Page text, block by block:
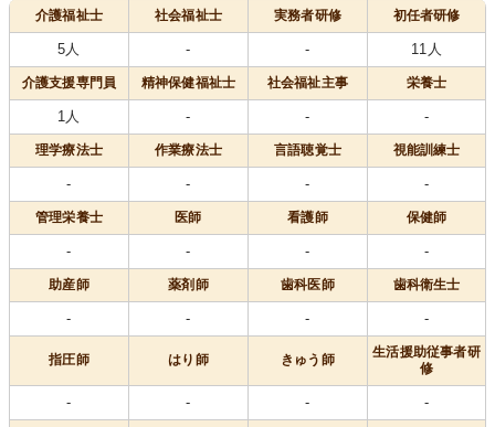
介護福祉士 社会福祉士 実務者研修 初任者研修
5人 - - 11人
介護支援専門員 精神保健福祉士 社会福祉主事 栄養士
1人 - - -
理学療法士 作業療法士 言語聴覚士 視能訓練士
- - - -
管理栄養士 医師 看護師 保健師
- - - -
助産師 薬剤師 歯科医師 歯科衛生士
- - - -
指圧師 はり師 きゅう師
生活援助従事者研
修
- - - -